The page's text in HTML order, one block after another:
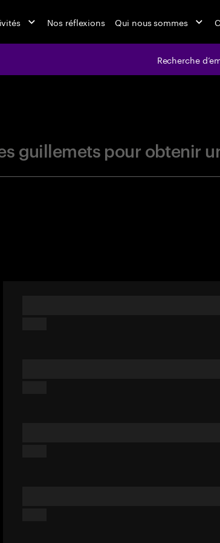
Nos réflexions Qui nous sommes
Recherche
guillemets pour obtenir